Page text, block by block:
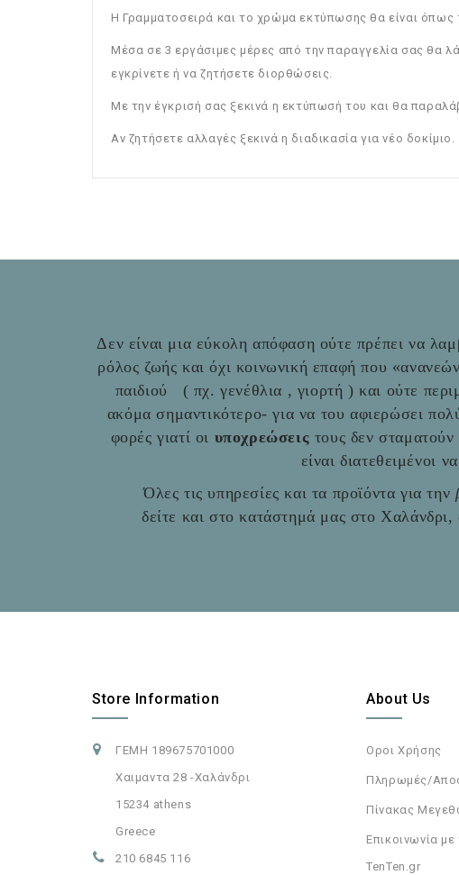
Η Γραμματοσειρά και το χρώμα εκτύπωσης θα είναι
Μέσα σε 3 εργάσιμες μέρες από την παραγγελία σας θα
εγκρίνετε ή να ζητήσετε διορθώσεις.
Με την έγκρισή σας ξεκινά η εκτύπωσή του και θα
Αν ζητήσετε αλλαγές ξεκινά η διαδικασία για νέο δοκίμιο.
Δεν είναι μια εύκολη απόφαση ούτε πρέπει να
ρόλος ζωής και όχι κοινωνική επαφή που
παιδιού ( πχ. γενέθλια , γιορτή ) και ούτε
ακόμα σημαντικότερο- για να του αφιερώσει
φορές γιατί οι υποχρεώσεις τους δεν
είναι
Όλες τις υπηρεσίες και τα προϊόντα για την
δείτε και στο κατάστημά μας στο Χαλάνδρι,
Store Information
ΓΕΜΗ 189675701000
Χαιμαντα 28 -Χαλάνδρι
15234 athens
Greece
210 6845 116
About Us
Οροι Χρήσης
Πληρωμές/
Πίνακας
Επικοινωνία
TenTen.gr